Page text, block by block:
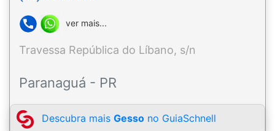
ver mais...
Travessa República do Líbano, s/n
Paranaguá - PR
Descubra mais Gesso no GuiaSchnell